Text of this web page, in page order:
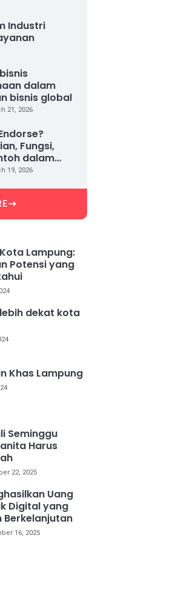
Industri
dalam
bisnis global
21, 2026
Fungsi,
dalam
19, 2026
Lampung:
Potensi yang
dekat kota
Khas Lampung
Seminggu
Harus
22, 2025
Uang
Digital yang
Berkelanjutan
16, 2025